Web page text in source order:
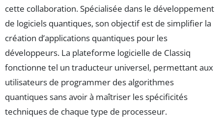
cette collaboration. Spécialisée dans le développement
de logiciels quantiques, son objectif est de simplifier la
création d’applications quantiques pour les
développeurs. La plateforme logicielle de Classiq
fonctionne tel un traducteur universel, permettant aux
utilisateurs de programmer des algorithmes
quantiques sans avoir à maîtriser les spécificités
techniques de chaque type de processeur.